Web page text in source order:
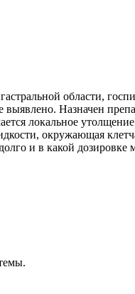
области,
Назначен
локальное
окружающая
и в какой дозировке